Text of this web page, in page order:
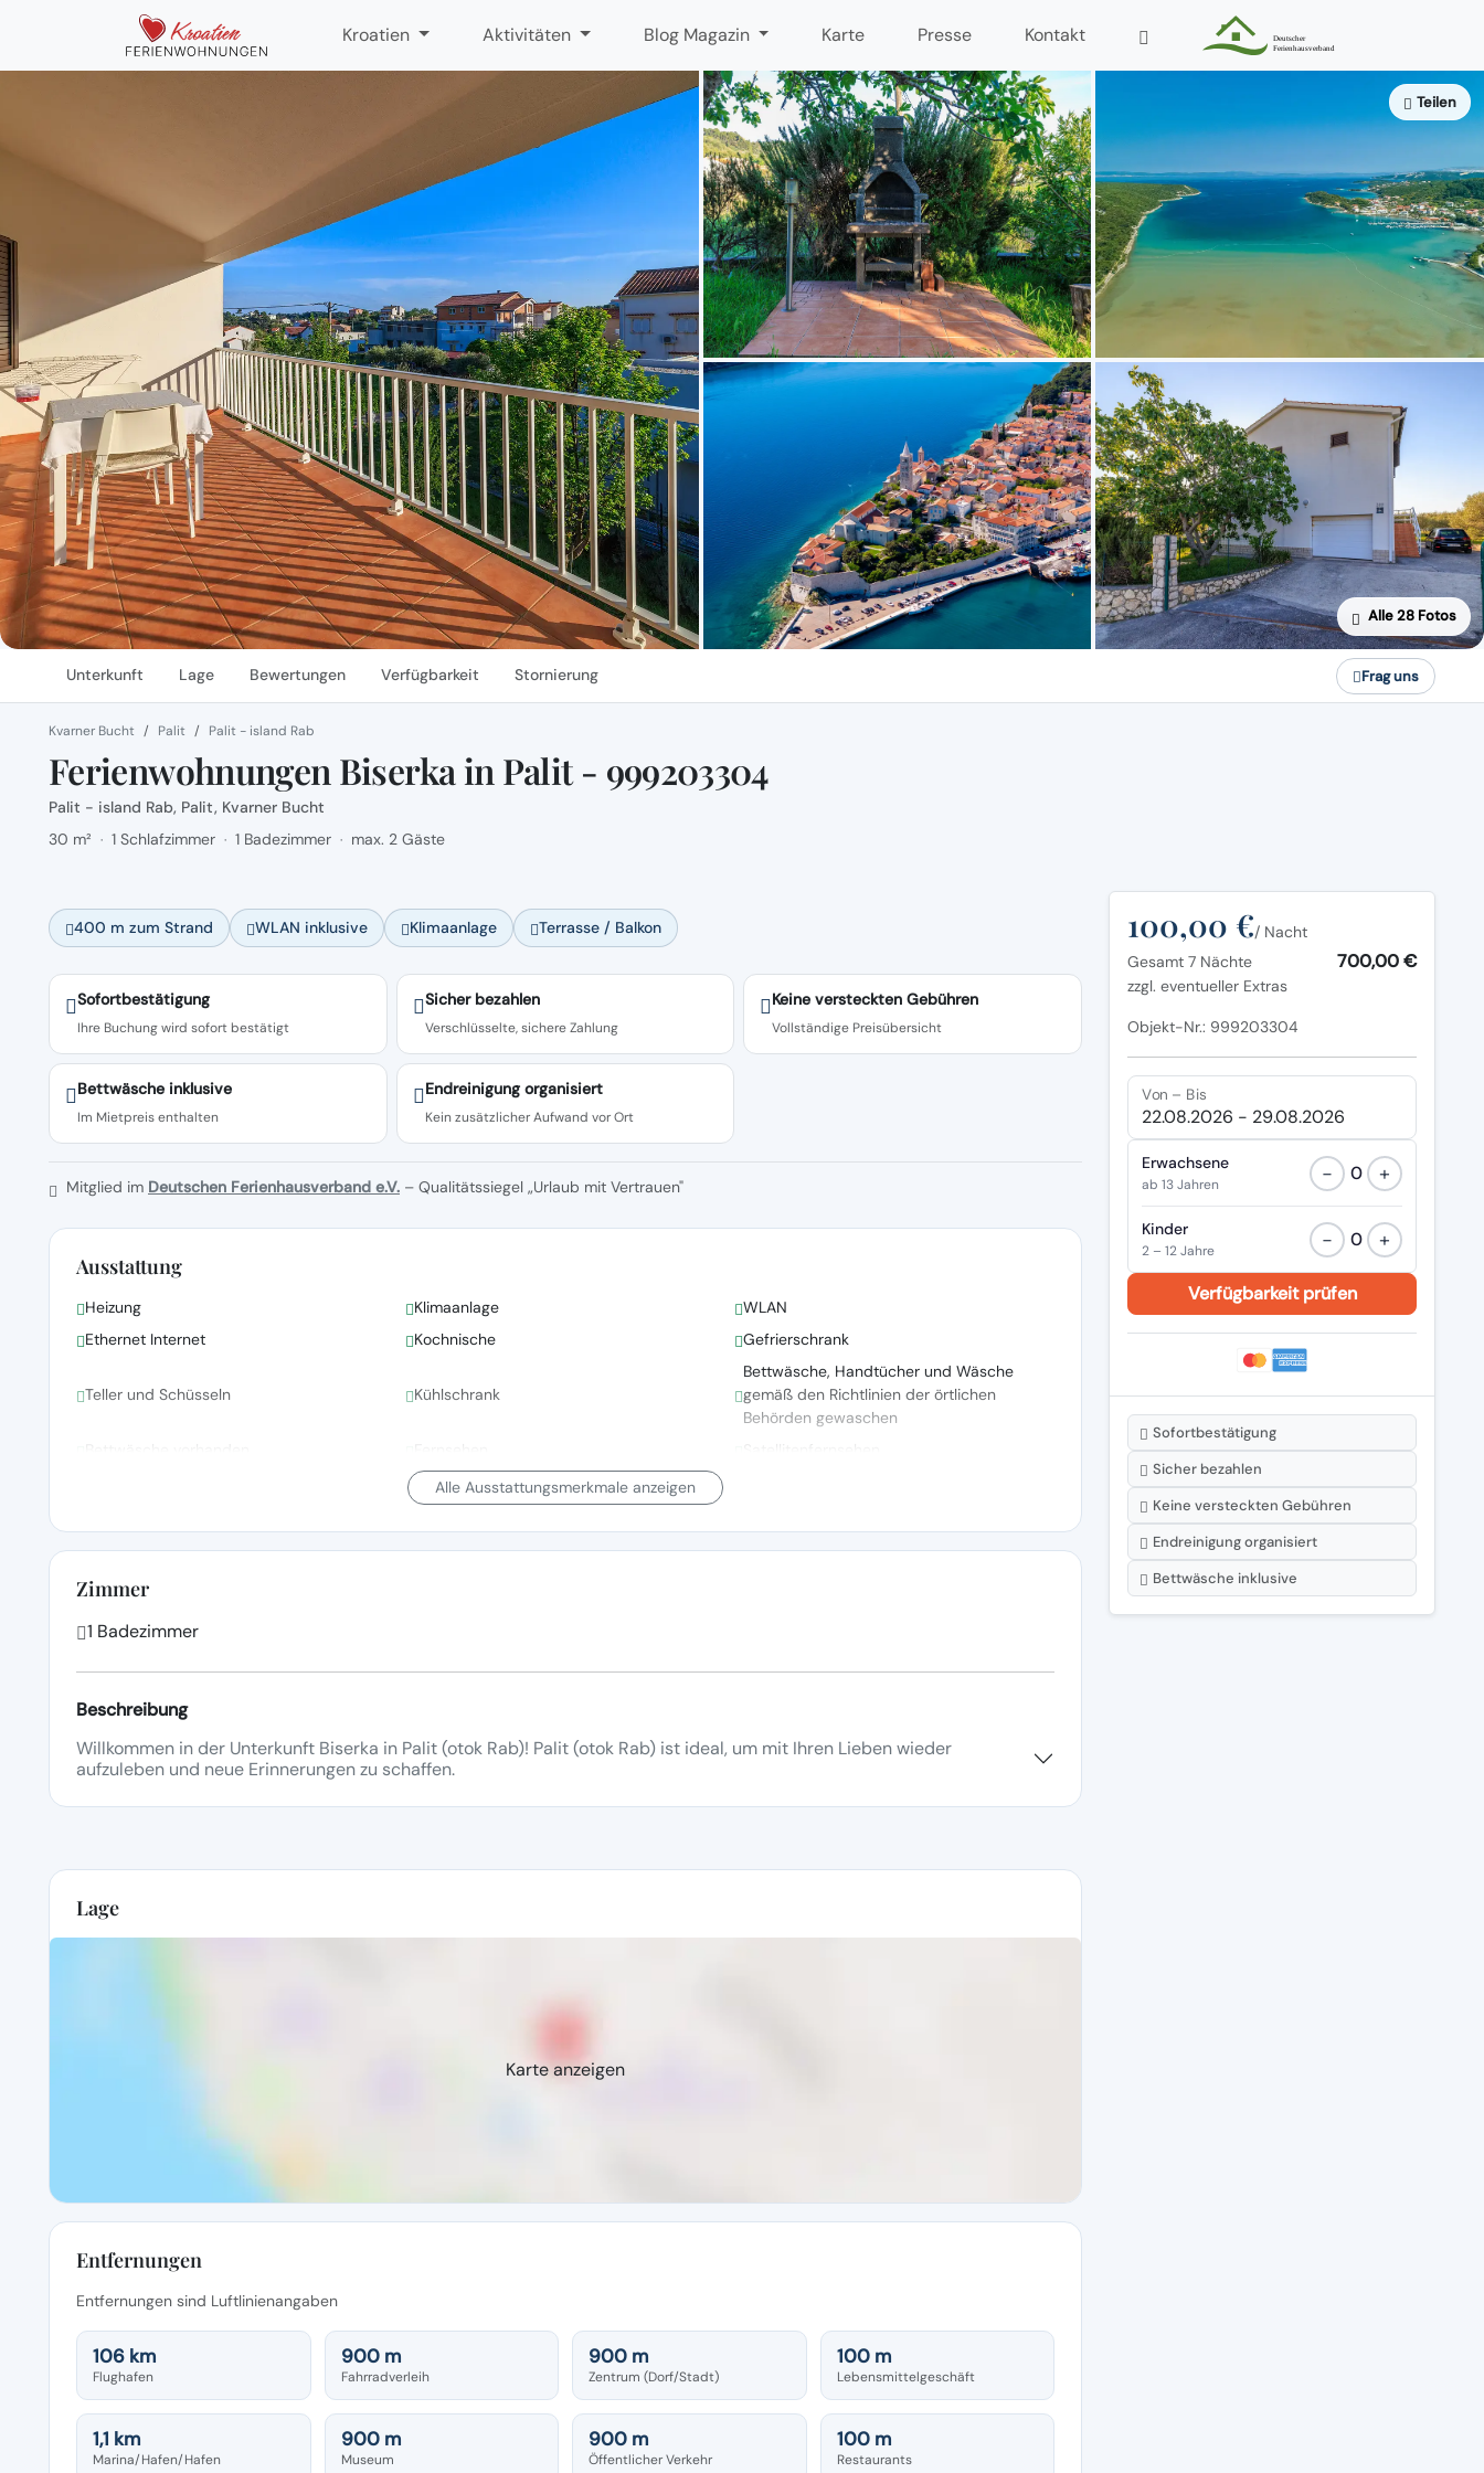
Kroatien Aktivitäten Blog Magazin Karte Presse Kontakt
Teilen
Alle 28 Fotos
Unterkunft Lage Bewertungen Verfügbarkeit Stornierung Frag uns
Kvarner Bucht Palit Palit - island Rab
Ferienwohnungen Biserka in Palit - 999203304
Palit - island Rab, Palit, Kvarner Bucht
30 m² · 1 Schlafzimmer · 1 Badezimmer · max. 2 Gäste
400 m zum Strand WLAN inklusive Klimaanlage Terrasse / Balkon
Sofortbestätigung
Ihre Buchung wird sofort bestätigt
Sicher bezahlen
Verschlüsselte, sichere Zahlung
Keine versteckten Gebühren
Vollständige Preisübersicht
Bettwäsche inklusive
Im Mietpreis enthalten
Endreinigung organisiert
Kein zusätzlicher Aufwand vor Ort
Mitglied im Deutschen Ferienhausverband e.V. – Qualitätssiegel „Urlaub mit Vertrauen"
Ausstattung
Heizung Klimaanlage
WLAN
Ethernet Internet
Kochnische Gefrierschrank
Teller und Schüsseln Kühlschrank
Bettwäsche, Handtücher und Wäsche
gemäß den Richtlinien der örtlichen
Behörden gewaschen
Alle Ausstattungsmerkmale anzeigen
Zimmer
1 Badezimmer
Beschreibung
Willkommen in der Unterkunft Biserka in Palit (otok Rab)! Palit (otok Rab) ist ideal, um mit Ihren Lieben wieder
aufzuleben und neue Erinnerungen zu schaffen.
Lage
Karte anzeigen
Entfernungen
Entfernungen sind Luftlinienangaben
106 km
Flughafen
900 m
Fahrradverleih
900 m
Zentrum (Dorf/Stadt)
100 m
Lebensmittelgeschäft
1,1 km
Marina/Hafen/Hafen
900 m
Museum
900 m
Öffentlicher Verkehr
100 m
Restaurants
100,00 €/ Nacht
Gesamt 7 Nächte
700,00 €
zzgl. eventueller Extras
Objekt-Nr.: 999203304
Von – Bis
Erwachsene
ab 13 Jahren − 0 +
Kinder
2 – 12 Jahre − 0 +
Sofortbestätigung
Sicher bezahlen
Keine versteckten Gebühren
Endreinigung organisiert
Bettwäsche inklusive